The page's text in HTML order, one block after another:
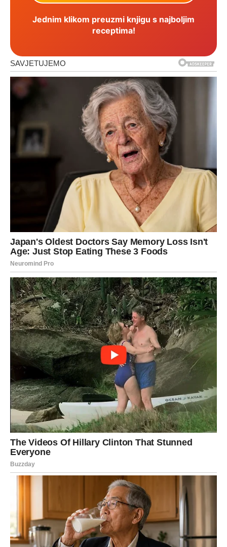
Jednim klikom preuzmi knjigu s najboljim
receptima!